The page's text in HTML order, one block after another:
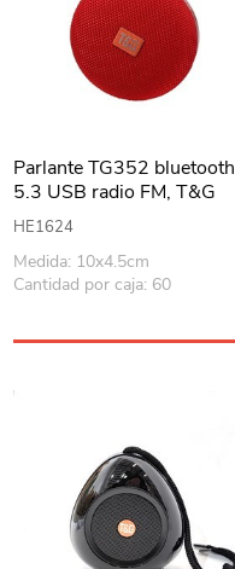
Parlante TG352 bluetooth
5.3 USB radio FM, T&G
varios colores, en caja
HE1624
Medida: 10x4.5cm
Cantidad por caja: 60